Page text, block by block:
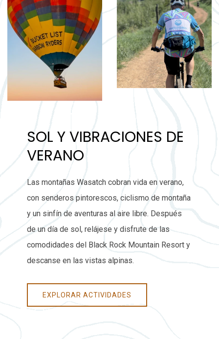
SOL Y VIBRACIONES DE
VERANO
Las montañas Wasatch cobran vida en verano,
con senderos pintorescos, ciclismo de montaña
y un sinfín de aventuras al aire libre. Después
de un día de sol, relájese y disfrute de las
comodidades del Black Rock Mountain Resort y
descanse en las vistas alpinas.
EXPLORAR ACTIVIDADES